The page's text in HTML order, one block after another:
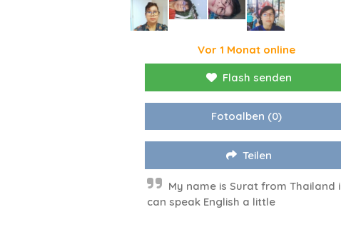
Vor 1 Monat online
Flash senden
Fotoalben (0)
Teilen
My name is Surat from Thailand i
can speak English a little